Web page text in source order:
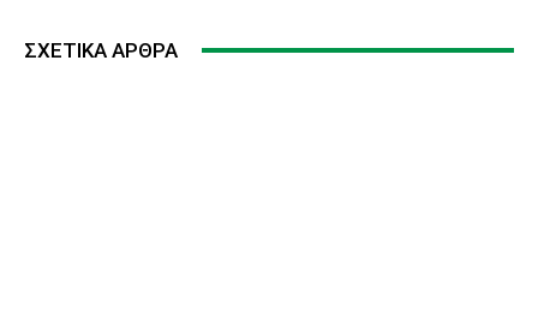
ΣΧΕΤΙΚΆ ΆΡΘΡΑ